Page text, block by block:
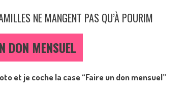
NE MANGENT PAS QU’À POURIM
DON MENSUEL
et je coche la case “Faire un don mensuel”